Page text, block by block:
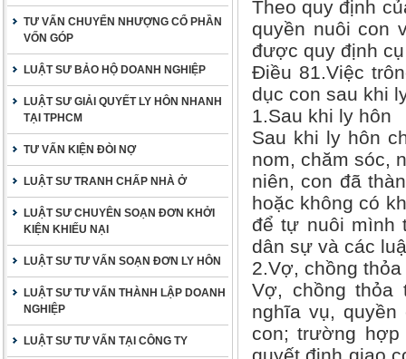
TƯ VẤN CHUYỂN NHƯỢNG CỔ PHẦN
VỐN GÓP
LUẬT SƯ BẢO HỘ DOANH NGHIỆP
LUẬT SƯ GIẢI QUYẾT LY HÔN NHANH
TẠI TPHCM
TƯ VẤN KIỆN ĐÒI NỢ
LUẬT SƯ TRANH CHẤP NHÀ Ở
LUẬT SƯ CHUYÊN SOẠN ĐƠN KHỞI
KIỆN KHIẾU NẠI
LUẬT SƯ TƯ VẤN SOẠN ĐƠN LY HÔN
LUẬT SƯ TƯ VẤN THÀNH LẬP DOANH
NGHIỆP
LUẬT SƯ TƯ VẤN TẠI CÔNG TY
Theo quy định
quyền nuôi con
được quy định
Điều 81.Việc
dục con sau khi
1.Sau khi ly hôn
Sau khi ly hôn
nom, chăm sóc,
niên, con đã
hoặc không có
để tự nuôi mình
dân sự và các
2.Vợ, chồng
Vợ, chồng thỏa
nghĩa vụ,
con; trường